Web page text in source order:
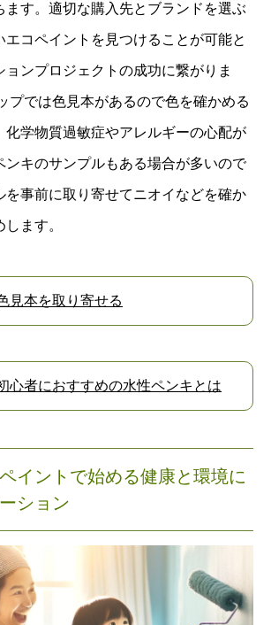
ます。適切な購入先とブランドを選ぶ
エコペイントを見つけることが可能と
ョンプロジェクトの成功に繋がりま
プでは色見本があるので色を確かめる
化学物質過敏症やアレルギーの心配が
ンキのサンプルもある場合が多いので
を事前に取り寄せてニオイなどを確か
ます。
見本を取り寄せる
心者におすすめの水性ペンキとは
イントで始める健康と環境に
ション